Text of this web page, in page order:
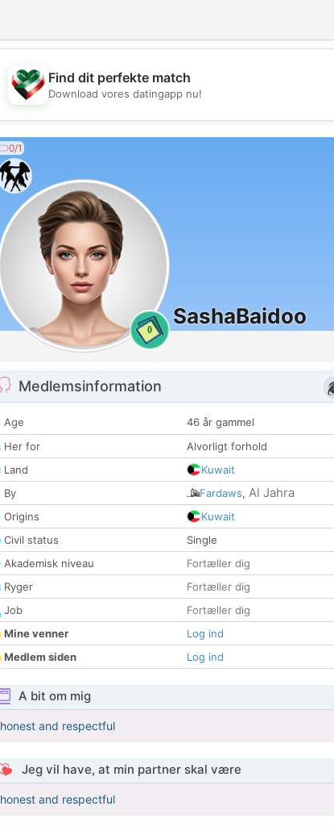
💖
💕
Find dit perfekte match
Download vores datingapp nu!
0/1
0
SashaBaidoo
Medlemsinformation
Age
46 år gammel
Her for
Alvorligt forhold
Land
Kuwait
By
Fardaws, Al Jahra
Origins
Kuwait
Civil status
Single
Akademisk niveau
Fortæller dig
Ryger
Fortæller dig
Job
Fortæller dig
Mine venner
Log ind
Medlem siden
Log ind
A bit om mig
honest and respectful
Jeg vil have, at min partner skal være
honest and respectful